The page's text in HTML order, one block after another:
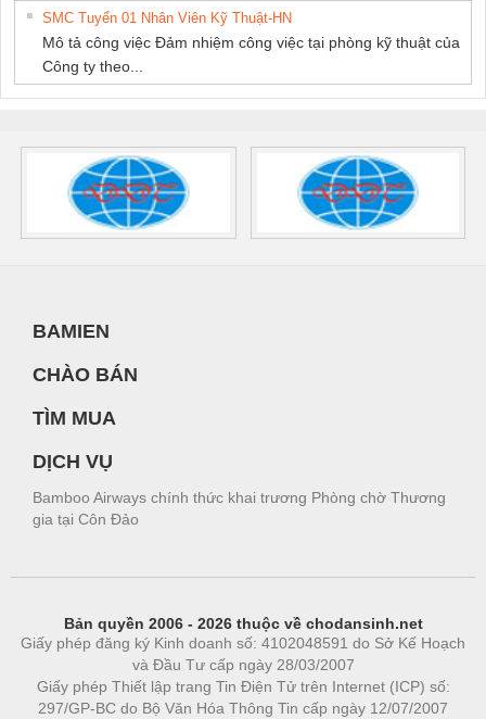
SMC Tuyển 01 Nhân Viên Kỹ Thuật-HN
Mô tả công việc Đảm nhiệm công việc tại phòng kỹ thuật của
Công ty theo...
BAMIEN
CHÀO BÁN
TÌM MUA
DỊCH VỤ
Bamboo Airways chính thức khai trương Phòng chờ Thương
gia tại Côn Đảo
Bản quyền 2006 - 2026 thuộc về chodansinh.net
Giấy phép đăng ký Kinh doanh số: 4102048591 do Sở Kế Hoạch
và Đầu Tư cấp ngày 28/03/2007
Giấy phép Thiết lập trang Tin Điện Tử trên Internet (ICP) số:
297/GP-BC do Bộ Văn Hóa Thông Tin cấp ngày 12/07/2007